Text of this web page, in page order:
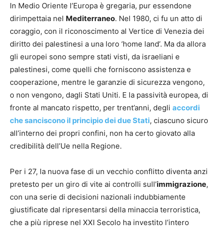
In Medio Oriente l’Europa è gregaria, pur essendone
dirimpettaia nel Mediterraneo. Nel 1980, ci fu un atto di
coraggio, con il riconoscimento al Vertice di Venezia dei
diritto dei palestinesi a una loro ‘home land’. Ma da allora
gli europei sono sempre stati visti, da israeliani e
palestinesi, come quelli che forniscono assistenza e
cooperazione, mentre le garanzie di sicurezza vengono,
o non vengono, dagli Stati Uniti. E la passività europea, di
fronte al mancato rispetto, per trent’anni, degli accordi
che sanciscono il principio dei due Stati, ciascuno sicuro
all’interno dei propri confini, non ha certo giovato alla
credibilità dell’Ue nella Regione.
Per i 27, la nuova fase di un vecchio conflitto diventa anzi
pretesto per un giro di vite ai controlli sull’immigrazione,
con una serie di decisioni nazionali indubbiamente
giustificate dal ripresentarsi della minaccia terroristica,
che a più riprese nel XXI Secolo ha investito l’intero